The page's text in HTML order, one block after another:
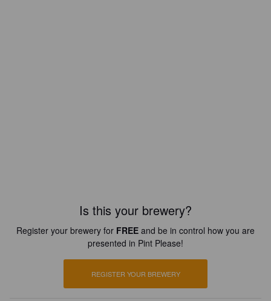
Is this your brewery?
Register your brewery for FREE and be in control how you are
presented in Pint Please!
REGISTER YOUR BREWERY